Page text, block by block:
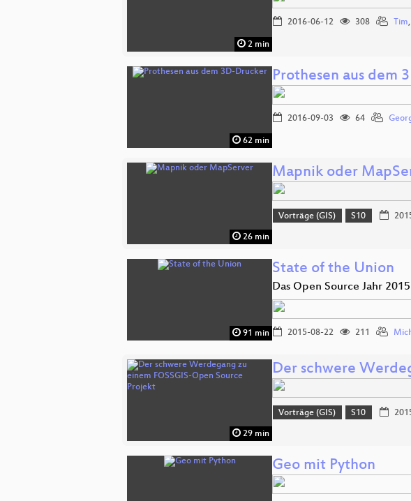
2 min
2016-06-12 308 Tim,
62 min
Prothesen aus dem
2016-09-03 64
26 min
Mapnik oder
Vorträge (GIS) S10
91 min
State of the Union
Das Open Source Jahr 2015
2015-08-22 211
29 min
Der schwere
Vorträge (GIS) S10
Geo mit Python